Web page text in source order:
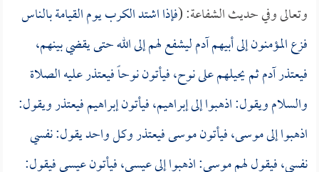
وتعالى وفي حديث الشفاعة: (فإذا اشتد الكرب يوم القيامة بالناس
فزع المؤمنون إلى أبيهم آدم ليشفع لهم إلى الله حتى يقضي بينهم،
فيعتذر آدم ثم يحيلهم على نوح، فيأتون نوحاً فيعتذر عليه الصلاة
والسلام ويقول: اذهبوا إلى إبراهيم، فيأتون إبراهيم فيعتذر ويقول:
اذهبوا إلى موسى، فيأتون موسى فيعتذر وكل واحد يقول: نفسي
نفسي، فيقول لهم موسى: اذهبوا إلى عيسى، فيأتون عيسى فيقول: